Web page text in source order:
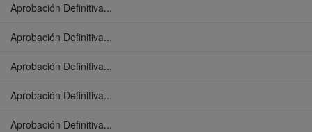
Aprobación Definitiva...
Aprobación Definitiva...
Aprobación Definitiva...
Aprobación Definitiva...
Aprobación Definitiva...